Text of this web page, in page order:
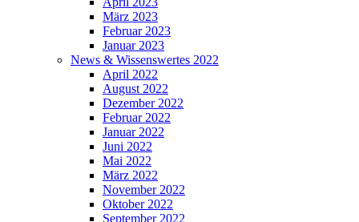
März 2023
Februar 2023
Januar 2023
News & Wissenswertes 2022
April 2022
August 2022
Dezember 2022
Februar 2022
Januar 2022
Juni 2022
Mai 2022
März 2022
November 2022
Oktober 2022
September 2022